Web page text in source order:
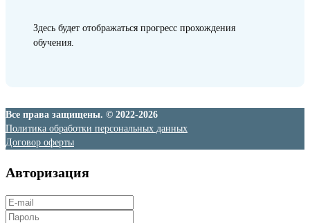
Здесь будет отображаться прогресс прохождения
обучения.
Все права защищены. © 2022-2026
Политика обработки персональных данных
Договор оферты
Авторизация